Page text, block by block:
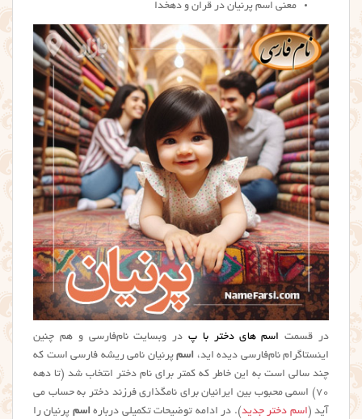
معنی اسم پرنیان در قران و دهخدا
در قسمت اسم های دختر با پ در وبسایت نام‌فارسی و هم چنین
اینستاگرام نام‌فارسی دیده اید، اسمپرنیان نامی ریشه فارسی است که
چند سالی است به این خاطر که کمتر برای نام دختر انتخاب شد (تا دهه
۷۰) اسمی محبوب بین ایرانیان برای نامگذاری فرزند دختر به حساب می
آید ( اسم دختر جدید). در ادامه توضیحات تکمیلی درباره اسم پرنیان را